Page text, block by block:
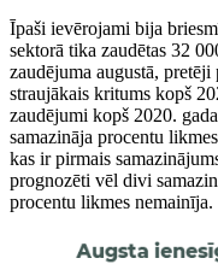
Īpaši ievērojami bija
sektorā tika zaudētas 32
zaudējuma augustā,
straujākais kritums kopš
zaudējumi kopš 2020.
samazināja procentu
kas ir pirmais
prognozēti vēl divi
procentu likmes nemainīja.